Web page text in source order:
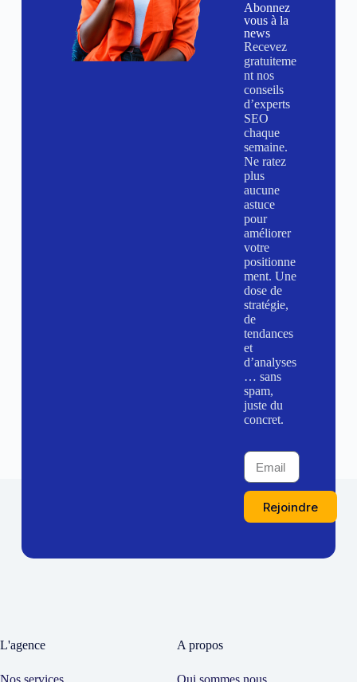
Abonnez
vous à la
news
Recevez
gratuiteme
nt nos
conseils
d’experts
SEO
chaque
semaine.
Ne ratez
plus
aucune
astuce
pour
améliorer
votre
positionne
ment. Une
dose de
stratégie,
de
tendances
et
d’analyses
… sans
spam,
juste du
concret.
Rejoindre
L'agence A propos